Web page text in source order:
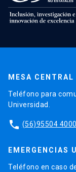
MESA CENTRAL
Teléfono para
Universidad.
phone (56)95504 4000
EMERGENCIAS
Teléfono en caso